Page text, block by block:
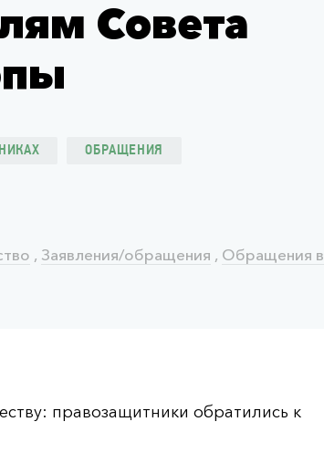
Совета
ОБРАЩЕНИЯ
, Заявления/обращения , Обращения в
правозащитники обратились к